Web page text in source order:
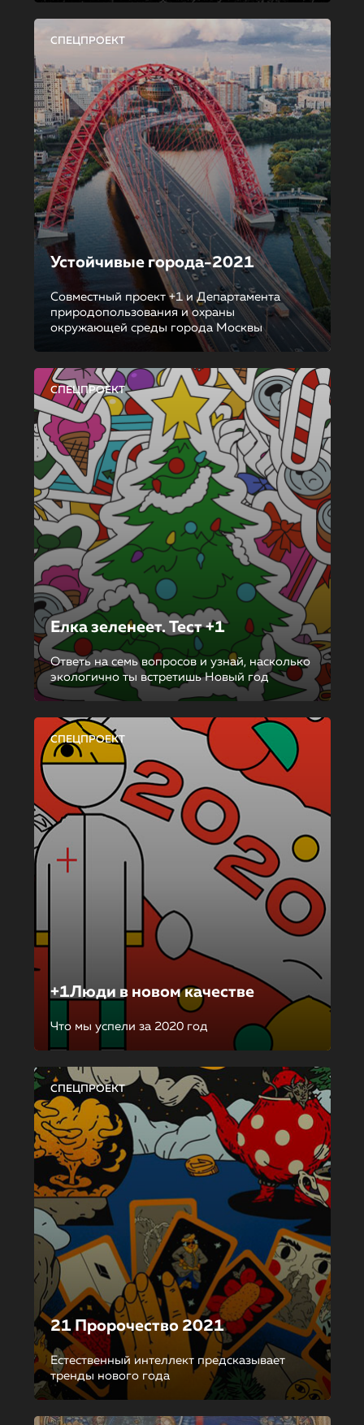
СПЕЦПРОЕКТ
Устойчивые города-2021
Совместный проект +1 и Департамента
природопользования и охраны
окружающей среды города Москвы
СПЕЦПРОЕКТ
Елка зеленеет. Тест +1
Ответь на семь вопросов и узнай, насколько
экологично ты встретишь Новый год
СПЕЦПРОЕКТ
+1Люди в новом качестве
Что мы успели за 2020 год
СПЕЦПРОЕКТ
21 Пророчество 2021
Естественный интеллект предсказывает
тренды нового года